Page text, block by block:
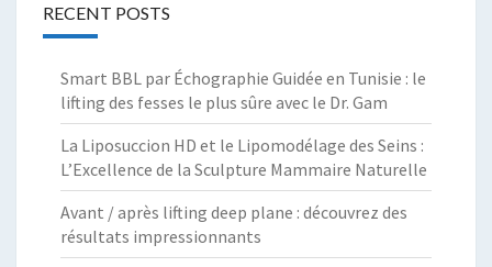
RECENT POSTS
Smart BBL par Échographie Guidée en Tunisie : le
lifting des fesses le plus sûre avec le Dr. Gam
La Liposuccion HD et le Lipomodélage des Seins :
L’Excellence de la Sculpture Mammaire Naturelle
Avant / après lifting deep plane : découvrez des
résultats impressionnants